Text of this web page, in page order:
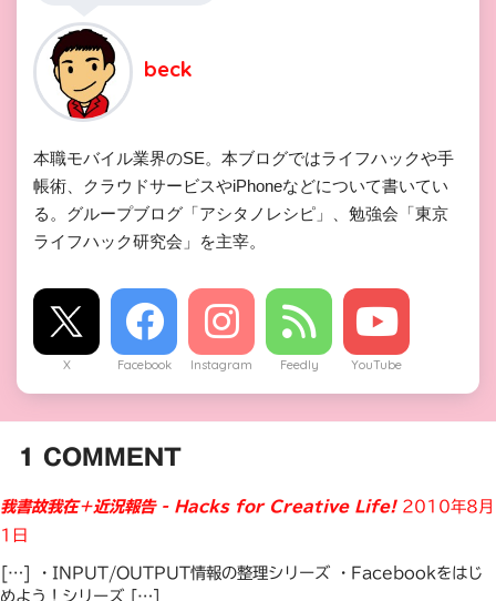
beck
本職モバイル業界のSE。本ブログではライフハックや手
帳術、クラウドサービスやiPhoneなどについて書いてい
る。グループブログ「アシタノレシピ」、勉強会「東京
ライフハック研究会」を主宰。
X Facebook Instagram Feedly YouTube
1 COMMENT
我書故我在＋近況報告 - Hacks for Creative Life! 2010年8月
1日
[…] ・INPUT/OUTPUT情報の整理シリーズ ・Facebookをはじ
めよう！シリーズ […]